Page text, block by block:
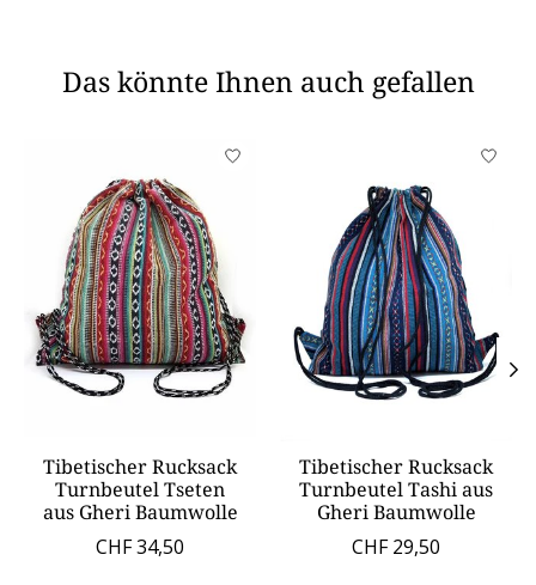
Das könnte Ihnen auch gefallen
Produkt-Karussell-Artikel
Tibetischer Rucksack
Turnbeutel Tseten
aus Gheri Baumwolle
CHF 34,50
Tibetischer Rucksack
Turnbeutel Tashi aus
Gheri Baumwolle
CHF 29,50